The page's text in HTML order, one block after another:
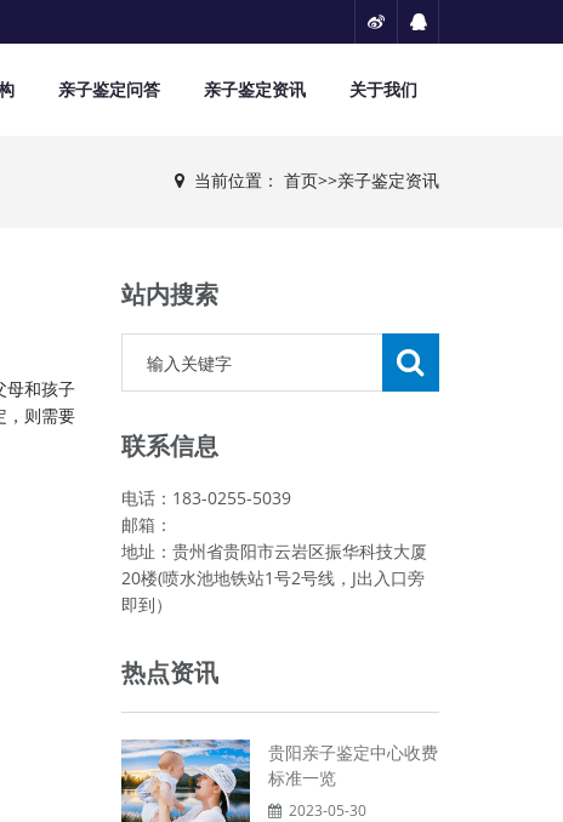
亲子鉴定问答 亲子鉴定资讯 关于我们
当前位置： 首页>>亲子鉴定资讯
母和孩子
，则需要
站内搜索
联系信息
电话：183-0255-5039
邮箱：
地址：贵州省贵阳市云岩区振华科技大厦
20楼(喷水池地铁站1号2号线，J出入口旁
即到）
热点资讯
贵阳亲子鉴定中心收费
标准一览
2023-05-30